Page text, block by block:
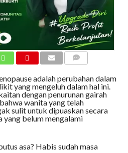
adalah perubahan dalam
yang mengeluh dalam hal ini.
dengan penurunan gairah
wanita yang telah
sulit untuk dipuaskan secara
belum mengalami
asa? Habis sudah masa